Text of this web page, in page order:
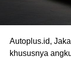
Autoplus.id,
khususnya